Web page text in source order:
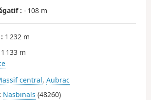
: - 108 m
1 232 m
1 133 m
central, Aubrac
Nasbinals (48260)